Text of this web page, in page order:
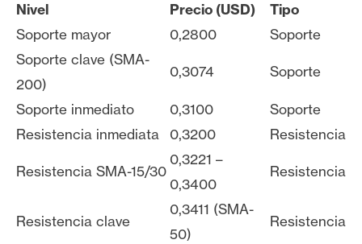
Nivel Precio (USD)
Tipo
Soporte mayor
0,2800
Soporte
Soporte clave (SMA-
200)
0,3074 Soporte
Soporte inmediato 0,3100
Soporte
Resistencia inmediata
0,3200 Resistencia
Resistencia SMA-15/30
0,3221 –
0,3400
Resistencia
Resistencia clave
0,3411 (SMA-
50)
Resistencia